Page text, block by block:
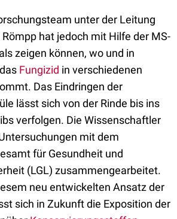
unter der Leitung
hat jedoch mit Hilfe der MS-
zeigen können, wo und in
Fungizid in verschiedenen
Das Eindringen der
lässt sich von der Rinde bis ins
verfolgen. Die Wissenschaftler
mit dem
für Gesundheit und
(LGL) zusammengearbeitet.
neu entwickelten Ansatz der
sich in Zukunft die Exposition der